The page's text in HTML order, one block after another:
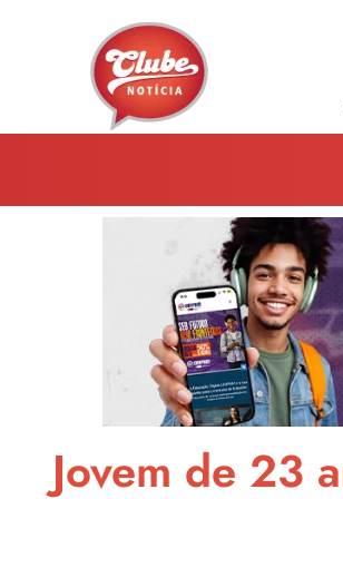
Jovem de 23